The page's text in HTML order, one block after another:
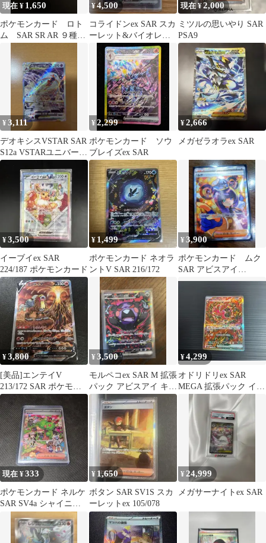
現在 ¥ 1,650
ポケモンカード ロト
ム SAR SR AR ９種
¥4,500
コライドンex SAR スカ
ーレット&バイオレッ
ト 拡張パック バイオレ
ットe…
現在 ¥2,000
ミツルの思いやり SAR
PSA9
¥3,111
デオキシスVSTAR SAR
S12a VSTARユニバース
223/172
¥2,299
ポケモンカード ソウ
ブレイズex SAR
¥2,666
メガゼラオラex SAR
¥3,500
イーブイex SAR
224/187 ポケモンカード
¥ 1,499
ポケモンカード ネオラ
ントV SAR 216/172
¥3,900
ポケモンカード ムク
SAR アビスアイ
117/081
¥3,800
[美品]エンテイV
213/172 SAR ポケモン
カード
¥3,500
モルペコex SAR M 拡張
パック アビスアイ キラ
115/081
¥4,299
オドリドリex SAR
MEGA 拡張パック イン
フェルノX 111/080
現在 ¥333
ポケモンカード ネルケ
SAR SV4a シャイニー
トレジャー 352/190
¥ 1,650
ボタン SAR SV1S スカ
ーレットex 105/078
¥24,999
メガサーナイトex SAR